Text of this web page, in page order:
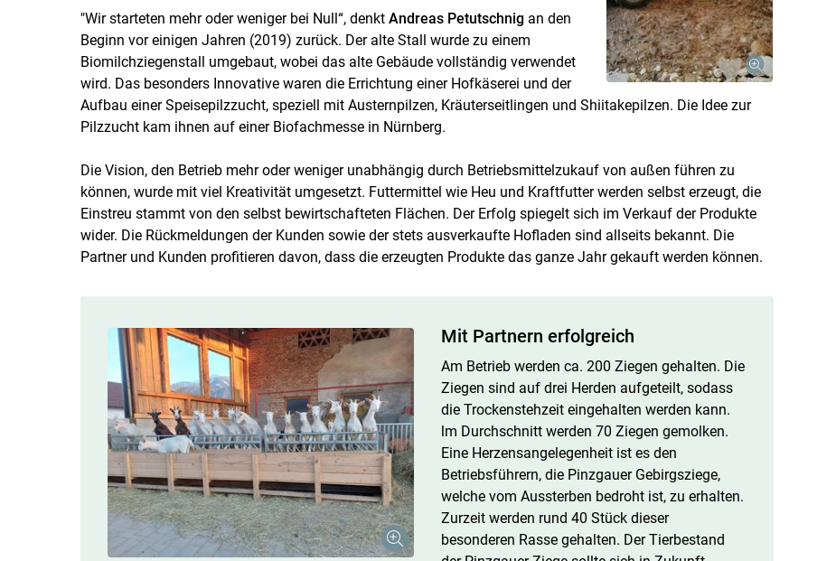
"Wir starteten mehr oder weniger bei Null“, denkt Andreas Petutschnigan den
Beginn vor einigen Jahren (2019) zurück. Der alte Stall wurde zu einem
Biomilchziegenstall umgebaut, wobei das alte Gebäude vollständig verwendet
wird. Das besonders Innovative waren die Errichtung einer Hofkäserei und der
Aufbau einer Speisepilzzucht, speziell mit Austernpilzen, Kräuterseitlingen und Shiitakepilzen. Die Idee zur
Pilzzucht kam ihnen auf einer Biofachmesse in Nürnberg.
Die Vision, den Betrieb mehr oder weniger unabhängig durch Betriebsmittelzukauf von außen führen zu
können, wurde mit viel Kreativität umgesetzt. Futtermittel wie Heu und Kraftfutter werden selbst erzeugt, die
Einstreu stammt von den selbst bewirtschafteten Flächen. Der Erfolg spiegelt sich im Verkauf der Produkte
wider. Die Rückmeldungen der Kunden sowie der stets ausverkaufte Hofladen sind allseits bekannt. Die
Partner und Kunden profitieren davon, dass die erzeugten Produkte das ganze Jahr gekauft werden können.
Mit Partnern erfolgreich
Am Betrieb werden ca. 200 Ziegen gehalten. Die
Ziegen sind auf drei Herden aufgeteilt, sodass
die Trockenstehzeit eingehalten werden kann.
lm Durchschnitt werden 70 Ziegen gemolken.
Eine Herzensangelegenheit ist es den
Betriebsführern, die Pinzgauer Gebirgsziege,
welche vom Aussterben bedroht ist, zu erhalten.
Zurzeit werden rund 40 Stück dieser
besonderen Rasse gehalten. Der Tierbestand